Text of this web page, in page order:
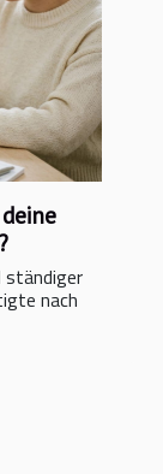
ständiger
nach